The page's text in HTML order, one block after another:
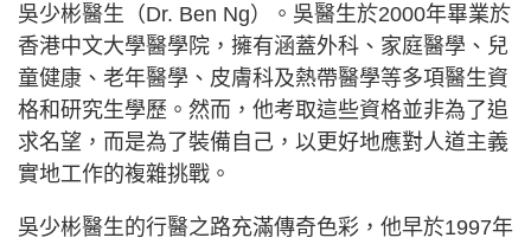
吳少彬醫生（Dr. Ben Ng）。吳醫生於2000年畢業於
香港中文大學醫學院，擁有涵蓋外科、家庭醫學、兒
童健康、老年醫學、皮膚科及熱帶醫學等多項醫生資
格和研究生學歷。然而，他考取這些資格並非為了追
求名望，而是為了裝備自己，以更好地應對人道主義
實地工作的複雜挑戰。
吳少彬醫生的行醫之路充滿傳奇色彩，他早於1997年